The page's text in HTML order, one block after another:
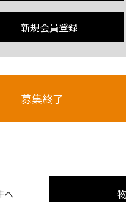
新規会員登録
募集終了
へ